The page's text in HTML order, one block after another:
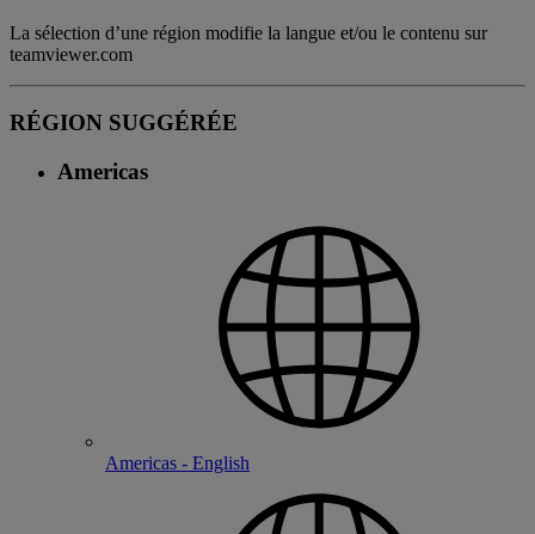
La sélection d’une région modifie la langue et/ou le contenu sur
teamviewer.com
RÉGION SUGGÉRÉE
Americas
Americas - English